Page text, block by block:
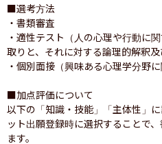
■選考方法
・書類審査
・適性テスト（人の心理や行動に
取りと、それに対する論理的解釈及
・個別面接（興味ある心理学分野
■加点評価について
以下の「知識・技能」「主体性」
ット出願登録時に選択することで
ます。